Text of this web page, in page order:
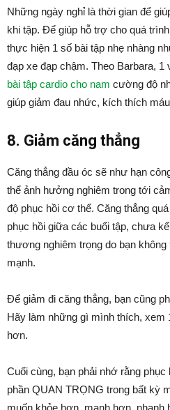
Những ngày nghỉ là thời gian để
khi tập. Để giúp hỗ trợ cho quá
thực hiện 1 số bài tập nhẹ nhàng
đạp xe đạp chậm. Theo Barbara, 1
bài tập cardio cho nam cường độ
giúp giảm đau nhức, kích thích
8. Giảm căng thẳng
Căng thẳng đầu óc sẽ như hạn
thể ảnh hưởng nghiêm trong tới
độ phục hồi cơ thể. Căng thẳng
phục hồi giữa các buổi tập, chưa
thương nghiêm trọng do bạn
mạnh.
Để giảm đi căng thẳng, bạn cũng
Hãy làm những gì mình thích, xem
hơn.
Cuối cùng, bạn phải nhớ rằng phục
phần QUAN TRỌNG trong bất kỳ
muốn khỏe hơn, mạnh hơn, nhanh